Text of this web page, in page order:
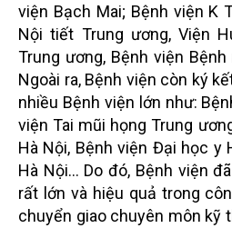
viện Bạch Mai; Bệnh viện K
Nội tiết Trung ương, Viện
Trung ương, Bệnh viện
Ngoài ra, Bệnh viện còn ký
nhiều Bệnh viện lớn như:
viện Tai mũi họng Trung
Hà Nội, Bệnh viện Đại học y
Hà Nội... Do đó, Bệnh viện
rất lớn và hiệu quả trong
chuyển giao chuyên môn kỹ